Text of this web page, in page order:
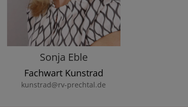
Sonja Eble
Fachwart Kunstrad
kunstrad@rv-prechtal.de